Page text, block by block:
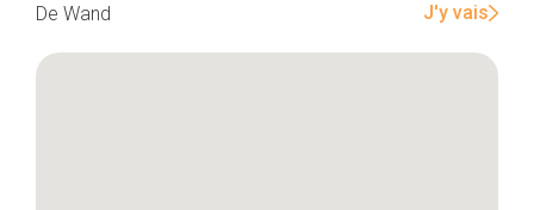
De Wand J'y vais